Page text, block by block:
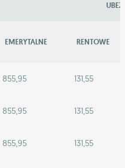
EMERYTALNE RENTOWE
855,95 131,55
855,95 131,55
855,95 131,55